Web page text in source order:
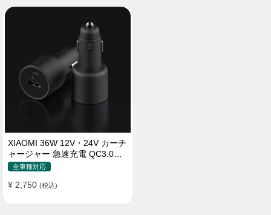
XIAOMI 36W 12V・24V カーチ
ャージャー 急速充電 QC3.0
LEDライト コンパクト 車載充
全車種対応
¥ 2,750 (税込)